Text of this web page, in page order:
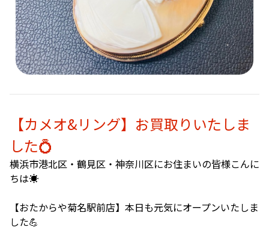
【カメオ&リング】お買取りいたしま
した💍
横浜市港北区・鶴見区・神奈川区にお住まいの皆様こんに
ちは☀️
【おたからや菊名駅前店】本日も元気にオープンいたしま
した💪